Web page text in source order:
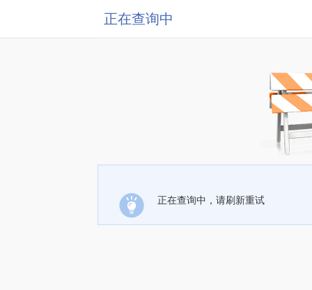
正在查询中
正在查询中，请刷新重试